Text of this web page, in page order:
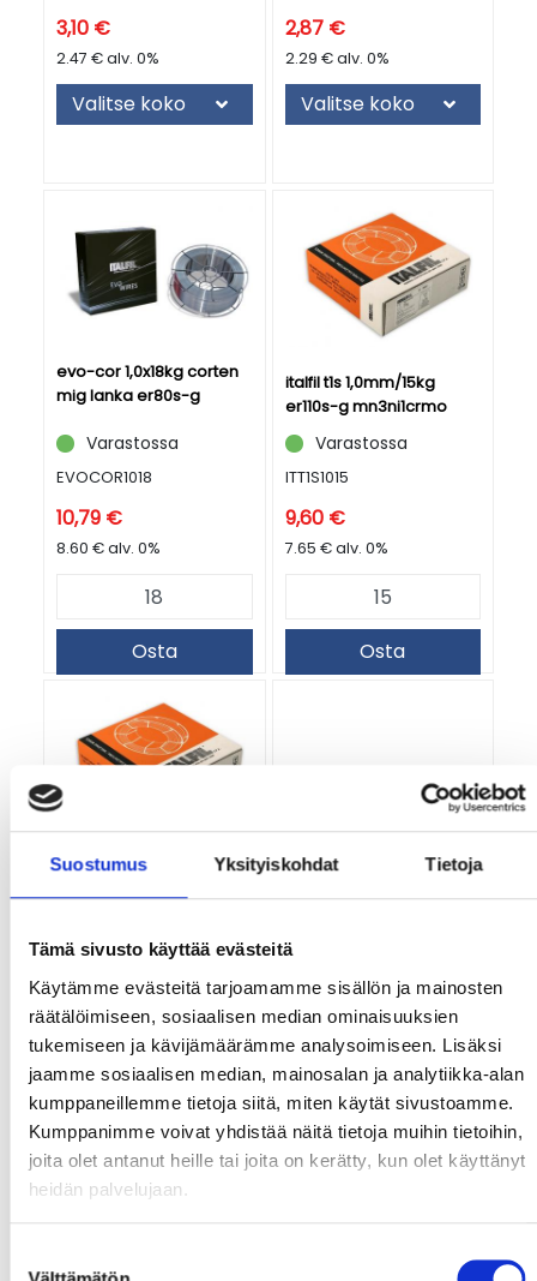
Suostumus Yksityiskohdat Tietoja
Tämä sivusto käyttää evästeitä
Käytämme evästeitä tarjoamamme sisällön ja mainosten
räätälöimiseen, sosiaalisen median ominaisuuksien
tukemiseen ja kävijämäärämme analysoimiseen. Lisäksi
jaamme sosiaalisen median, mainosalan ja analytiikka-alan
kumppaneillemme tietoja siitä, miten käytät sivustoamme.
Kumppanimme voivat yhdistää näitä tietoja muihin tietoihin,
joita olet antanut heille tai joita on kerätty, kun olet käyttänyt
heidän palvelujaan.
3,10 €
2.47 € alv. 0%
Valitse koko
2,87 €
2.29 € alv. 0%
Valitse koko
evo-cor 1,0x18kg corten
mig lanka er80s-g
Varastossa
EVOCOR1018
10,79 €
8.60 € alv. 0%
Osta
italfil t1s 1,0mm/15kg
er110s-g mn3ni1crmo
Varastossa
ITT1S1015
9,60 €
7.65 € alv. 0%
Osta
italfil t1s 1,2mm/15kg
er110s-g mn3ni1crmo
Varastossa
ITT1S1215
9,51 €
Osta
mig lanka er80s-g
Varastossa
EVOCOR1218
10,54 €
8.40 € alv. 0%